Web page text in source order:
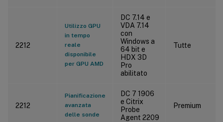
2212
Utilizzo GPU
in tempo
reale
disponibile
per GPU AMD
DC 7.14 e
VDA 7.14
con
Windows a
64 bit e
HDX 3D
Pro
abilitato
Tutte
2212
Pianificazione
avanzata
delle sonde
DC 7 1906
e Citrix
Probe
Agent 2209
Premium